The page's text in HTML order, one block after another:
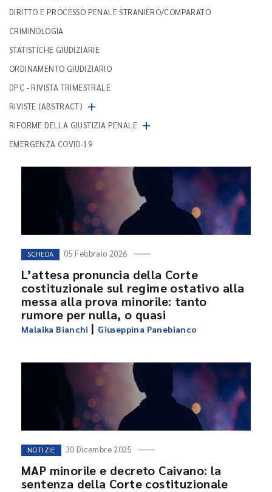
DIRITTO E PROCESSO PENALE STRANIERO/COMPARATO
CRIMINOLOGIA
STATISTICHE GIUDIZIARIE
ORDINAMENTO GIUDIZIARIO
DPC - RIVISTA TRIMESTRALE
RIVISTE (ABSTRACT) +
RIFORME DELLA GIUSTIZIA PENALE +
EMERGENZA COVID-19
SCHEDA 05 Febbraio 2026
L’attesa pronuncia della Corte
costituzionale sul regime ostativo alla
messa alla prova minorile: tanto
rumore per nulla, o quasi
Malaika Bianchi | Giuseppina Panebianco
NOTIZIE 30 Dicembre 2025
MAP minorile e decreto Caivano: la
sentenza della Corte costituzionale